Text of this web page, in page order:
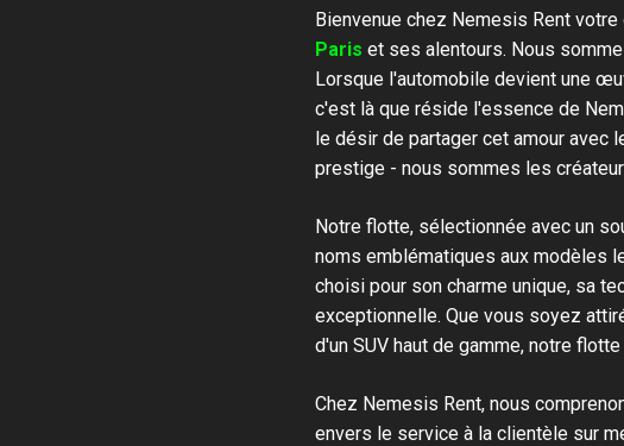
Bienvenue chez Nemesis Rent
Paris et ses alentours. Nous
Lorsque l'automobile devient une
c'est là que réside l'essence de
le désir de partager cet amour avec
prestige - nous sommes les
Notre flotte, sélectionnée avec un
noms emblématiques aux modèles
choisi pour son charme unique, sa
exceptionnelle. Que vous soyez
d'un SUV haut de gamme, notre
Chez Nemesis Rent, nous
envers le service à la clientèle sur